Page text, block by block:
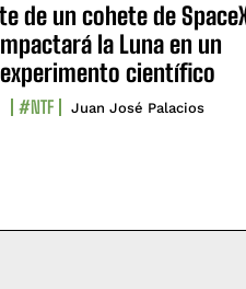
de un cohete de
la Luna en un
experimento científico
#NTF Juan José Palacios